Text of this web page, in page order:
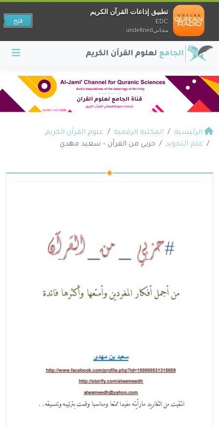
الرئيسية المكتبة الرقمية
علوم القرآن الكريم
علم التجويد
حزبي من القرآن – سعيد مهدي
تطبيق إذاعات القرآن الكريم
EDC
مجانيundefined
فتح